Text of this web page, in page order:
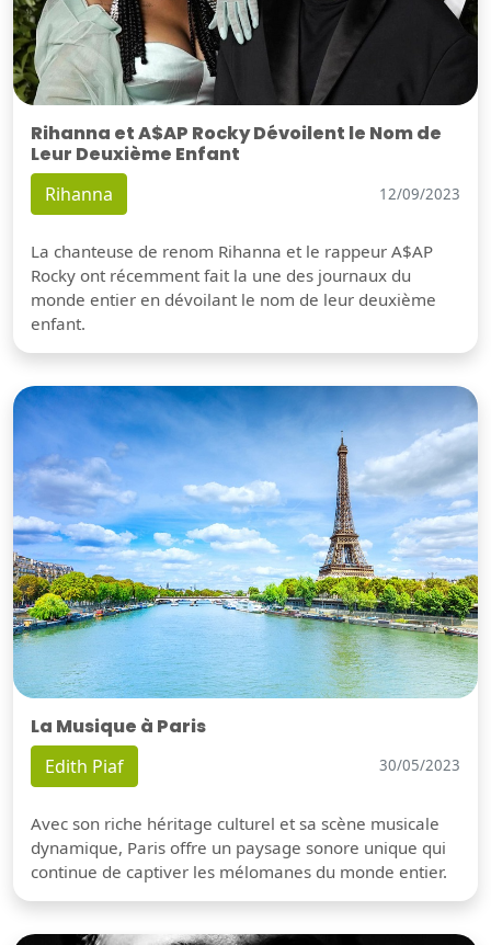
Rihanna et A$AP Rocky Dévoilent le Nom de
Leur Deuxième Enfant
Rihanna 12/09/2023
La chanteuse de renom Rihanna et le rappeur A$AP
Rocky ont récemment fait la une des journaux du
monde entier en dévoilant le nom de leur deuxième
enfant.
La Musique à Paris
Edith Piaf 30/05/2023
Avec son riche héritage culturel et sa scène musicale
dynamique, Paris offre un paysage sonore unique qui
continue de captiver les mélomanes du monde entier.